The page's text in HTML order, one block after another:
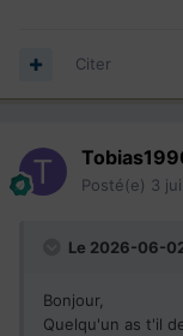
Citer
Posté(e) 3
Le 2026-06-
Bonjour,
Quelqu'un as t'il